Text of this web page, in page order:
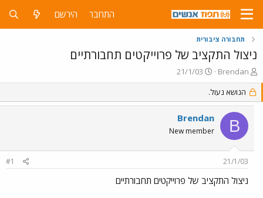
התחבר הירשם
תחבורה ציבורית
ניצול התקציב של פרוייקטים תחבורתיים
פ
ו
ת
ח
נ
Brendan
פ
ו
ס
ם
ב
ת
ך
21/1/03
הנושא נעול.
B
Brendan
New member
21/1/03
#1
ניצול התקציב של פרוייקטים תחבורתיים